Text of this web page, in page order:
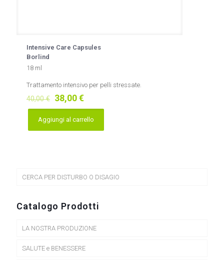
Intensive Care Capsules
Borlind
18 ml
Trattamento intensivo per pelli stressate.
40,00€ Il
prezzo
originale
era:
38,00€Il
prezzo
attuale
Aggiungi al carrello
CERCA PER DISTURBO O DISAGIO
Catalogo Prodotti
LA NOSTRA PRODUZIONE
SALUTE e BENESSERE